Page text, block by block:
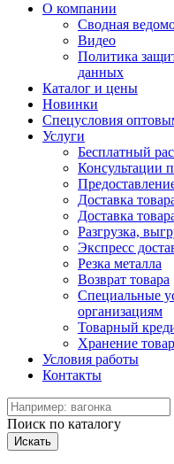
О компании
Сводная
Видео
Политика
данных
Каталог и цены
Новинки
Спецусловия
Услуги
Бесплатный
Консультации
Доставка
Доставка
Разгрузка,
Экспресс
Резка металла
Возврат товара
Специальные
организациям
Товарный
Хранение
Условия работы
Контакты
Поиск по каталогу
Искать